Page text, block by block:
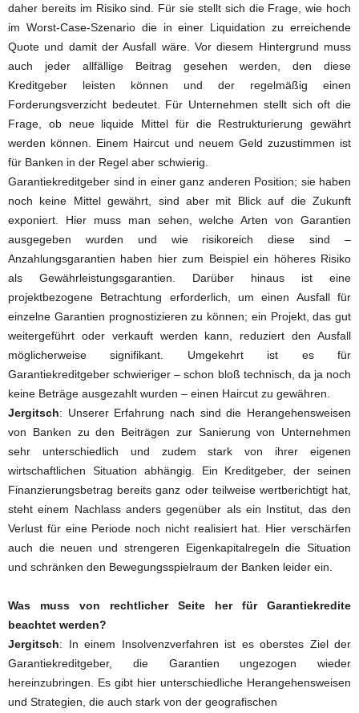
daher bereits im Risiko sind. Für sie stellt sich die Frage, wie hoch
im Worst-Case-Szenario die in einer Liquidation zu erreichende
Quote und damit der Ausfall wäre. Vor diesem Hintergrund muss
auch jeder allfällige Beitrag gesehen werden, den diese
Kreditgeber leisten können und der regelmäßig einen
Forderungsverzicht bedeutet. Für Unternehmen stellt sich oft die
Frage, ob neue liquide Mittel für die Restrukturierung gewährt
werden können. Einem Haircut und neuem Geld zuzustimmen ist
für Banken in der Regel aber schwierig.
Garantiekreditgeber sind in einer ganz anderen Position; sie haben
noch keine Mittel gewährt, sind aber mit Blick auf die Zukunft
exponiert. Hier muss man sehen, welche Arten von Garantien
ausgegeben wurden und wie risikoreich diese sind –
Anzahlungsgarantien haben hier zum Beispiel ein höheres Risiko
als Gewährleistungsgarantien. Darüber hinaus ist eine
projektbezogene Betrachtung erforderlich, um einen Ausfall für
einzelne Garantien prognostizieren zu können; ein Projekt, das gut
weitergeführt oder verkauft werden kann, reduziert den Ausfall
möglicherweise signifikant. Umgekehrt ist es für
Garantiekreditgeber schwieriger – schon bloß technisch, da ja noch
keine Beträge ausgezahlt wurden – einen Haircut zu gewähren.
Jergitsch: Unserer Erfahrung nach sind die Herangehensweisen
von Banken zu den Beiträgen zur Sanierung von Unternehmen
sehr unterschiedlich und zudem stark von ihrer eigenen
wirtschaftlichen Situation abhängig. Ein Kreditgeber, der seinen
Finanzierungsbetrag bereits ganz oder teilweise wertberichtigt hat,
steht einem Nachlass anders gegenüber als ein Institut, das den
Verlust für eine Periode noch nicht realisiert hat. Hier verschärfen
auch die neuen und strengeren Eigenkapitalregeln die Situation
und schränken den Bewegungsspielraum der Banken leider ein.
Was muss von rechtlicher Seite her für Garantiekredite
beachtet werden?
Jergitsch: In einem Insolvenzverfahren ist es oberstes Ziel der
Garantiekreditgeber, die Garantien ungezogen wieder
hereinzubringen. Es gibt hier unterschiedliche Herangehensweisen
und Strategien, die auch stark von der geografischen